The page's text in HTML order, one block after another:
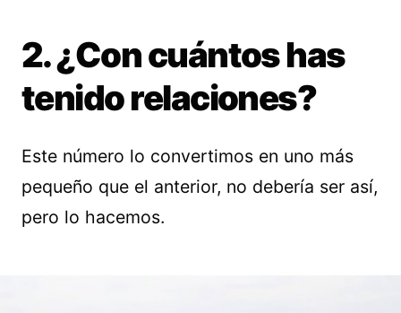
2. ¿Con cuántos has
tenido relaciones?
Este número lo convertimos en uno más
pequeño que el anterior, no debería ser así,
pero lo hacemos.